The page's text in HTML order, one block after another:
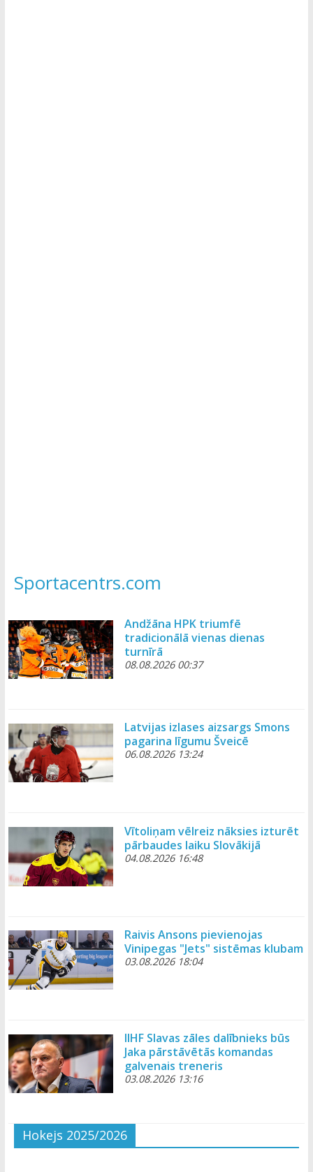
Sportacentrs.com
Andžāna HPK triumfē
tradicionālā vienas dienas
turnīrā
08.08.2026 00:37
Latvijas izlases aizsargs Smons
pagarina līgumu Šveicē
06.08.2026 13:24
Vītoliņam vēlreiz nāksies izturēt
pārbaudes laiku Slovākijā
04.08.2026 16:48
Raivis Ansons pievienojas
Vinipegas "Jets" sistēmas klubam
03.08.2026 18:04
IIHF Slavas zāles dalībnieks būs
Jaka pārstāvētās komandas
galvenais treneris
03.08.2026 13:16
Hokejs 2025/2026